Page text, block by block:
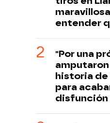
entender
"Por una
amputaron
historia de
para